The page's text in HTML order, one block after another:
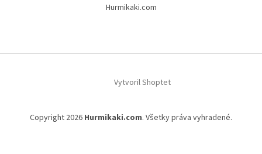
i
Hurmikaki.com
Vytvoril Shoptet
Copyright 2026 Hurmikaki.com. Všetky práva vyhradené.